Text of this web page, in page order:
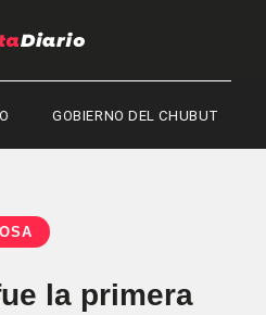
GOBIERNO DEL CHUBUT
la primera